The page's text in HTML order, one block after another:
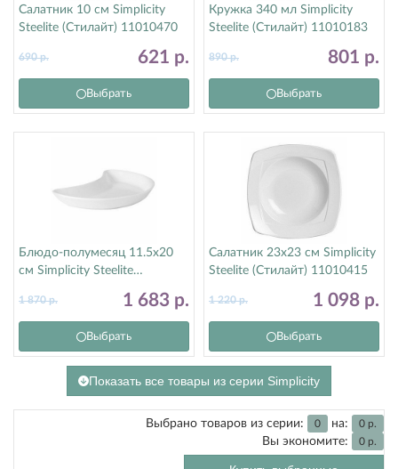
Салатник 10 см Simplicity
Steelite (Стилайт) 11010470
621 р.
690р.
Выбрать
Кружка 340 мл Simplicity
Steelite (Стилайт) 11010183
801 р.
890р.
Выбрать
Блюдо-полумесяц 11.5х20
см Simplicity Steelite
1 683 р.
1 870р.
Выбрать
Салатник 23х23 см Simplicity
Steelite (Стилайт) 11010415
1 098 р.
1 220р.
Выбрать
Показать все товары из серии Simplicity
Выбрано товаров из серии: 0 на: 0 р.
Вы экономите: 0 р.